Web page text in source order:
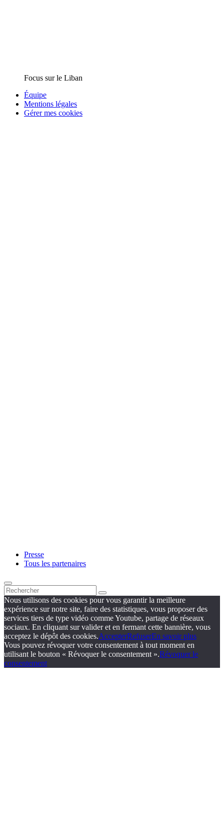
Focus sur le Liban
Équipe
Mentions légales
Gérer mes cookies
Presse
Tous les partenaires
Nous utilisons des cookies pour vous garantir la meilleure
expérience sur notre site, faire des statistiques, vous proposer des
services tiers de type vidéo comme Youtube, partage de réseaux
sociaux. En cliquant sur valider et en fermant cette bannière, vous
acceptez le dépôt des cookies.AccepterRefuserEn savoir plus
Vous pouvez révoquer votre consentement à tout moment en
utilisant le bouton « Révoquer le consentement ».Révoquer le
consentement